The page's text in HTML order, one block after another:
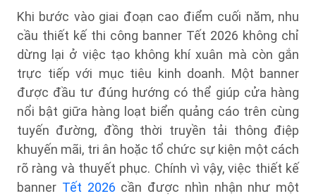
Khi bước vào giai đoạn cao điểm cuối năm, nhu
cầu thiết kế thi công banner Tết 2026 không chỉ
dừng lại ở việc tạo không khí xuân mà còn gắn
trực tiếp với mục tiêu kinh doanh. Một banner
được đầu tư đúng hướng có thể giúp cửa hàng
nổi bật giữa hàng loạt biển quảng cáo trên cùng
tuyến đường, đồng thời truyền tải thông điệp
khuyến mãi, tri ân hoặc tổ chức sự kiện một cách
rõ ràng và thuyết phục. Chính vì vậy, việc thiết kế
banner Tết 2026 cần được nhìn nhận như một